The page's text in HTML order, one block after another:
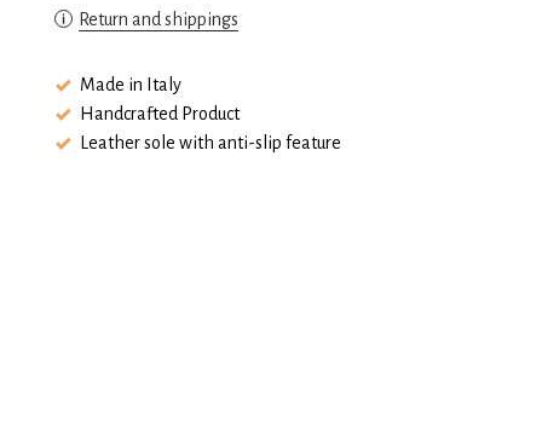
Return and shippings
Made in Italy
Handcrafted Product
Leather sole with anti-slip feature